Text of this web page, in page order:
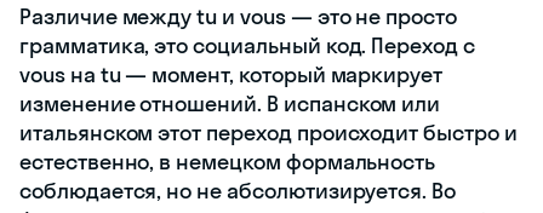
Различие между tu и vous — это не просто
грамматика, это социальный код. Переход с
vous на tu — момент, который маркирует
изменение отношений. В испанском или
итальянском этот переход происходит быстро и
естественно, в немецком формальность
соблюдается, но не абсолютизируется. Во